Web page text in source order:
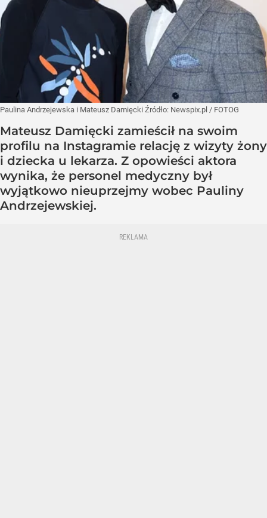
Paulina Andrzejewska i Mateusz Damięcki Źródło: Newspix.pl / FOTOG
Mateusz Damięcki zamieścił na swoim
profilu na Instagramie relację z wizyty żony
i dziecka u lekarza. Z opowieści aktora
wynika, że personel medyczny był
wyjątkowo nieuprzejmy wobec Pauliny
Andrzejewskiej.